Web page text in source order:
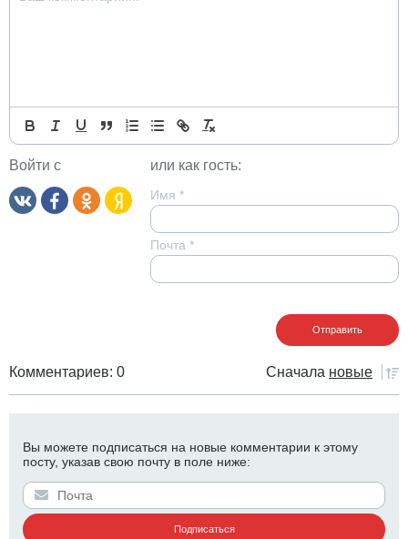
Войти с или как гость:
Имя *
Почта *
Комментариев: 0 Сначала новые
Вы можете подписаться на новые комментарии к этому
посту, указав свою почту в поле ниже: